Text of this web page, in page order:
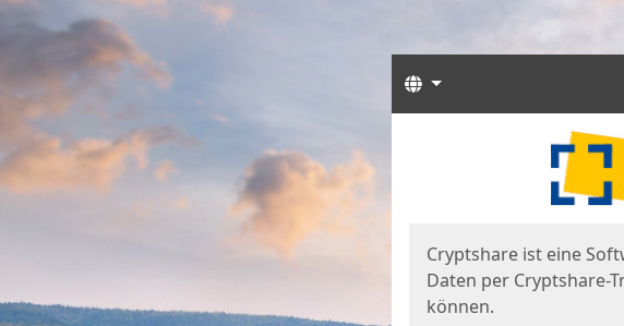
Sprachen
Cryptshare ist eine
Daten per Cryptshare-
können.